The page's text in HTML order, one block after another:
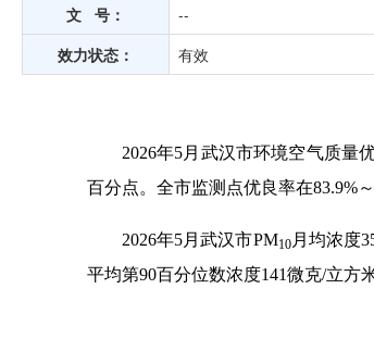
文 号：
--
效力状态：
有效
2026年5月武汉市环境空气质量
百分点。全市监测点优良率在83.9%～
2026年5月武汉市PM10月均浓度
平均第90百分位数浓度141微克/立方